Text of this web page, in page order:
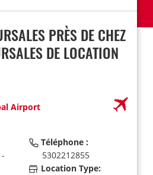
PRÈS DE CHEZ
DE LOCATION
Airport
Téléphone :
5302212855
Location Type: